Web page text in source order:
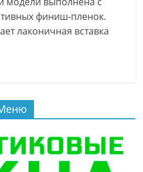
финиш-пленок.
лаконичная вставка